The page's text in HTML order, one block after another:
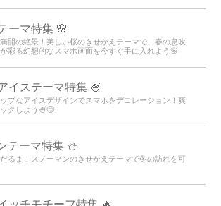
ーマ特集 🌸
開の絶景！美しい桜のきせかえテーマで、春の息吹
彩る幻想的なスマホ画面を今すぐ手に入れよう🌸
イステーマ特集 🍧
プなアイスデザインでスマホをデコレーション！爽
クしよう🍧😋
テーマ特集 ⛄
るま！スノーマンのきせかえテーマで冬の訪れを可